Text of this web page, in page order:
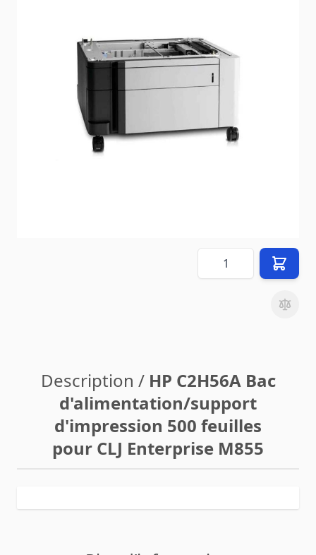
Mode d'expédition: Paquet
C2H56A
Quantité
Description / HP C2H56A Bac
d'alimentation/support
d'impression 500 feuilles
pour CLJ Enterprise M855